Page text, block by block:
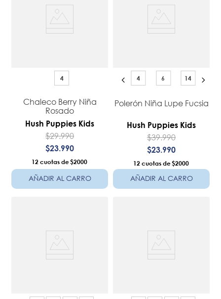
4
Chaleco Berry Niña
Rosado
Hush Puppies Kids
$29.990
$23.990
12 $2000
AÑADIR AL CARRO
4 6 14
Polerón Niña Lupe Fucsia
Hush Puppies Kids
$39.990
$23.990
12 $2000
AÑADIR AL CARRO